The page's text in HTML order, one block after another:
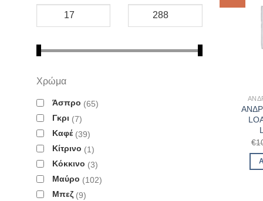
Χρώμα
Άσπρο
65
Γκρι
7
Καφέ 39
Κίτρινο
1
Κόκκινο
3
Μαύρο
102
Μπεζ 9
€